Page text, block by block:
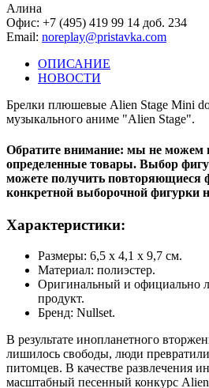
Алина
Офис: +7 (495) 419 99 14 доб. 234
Email: noreplay@pristavka.com
ОПИСАНИЕ
НОВОСТИ
Брелки плюшевые Alien Stage Mini
музыкального аниме "Alien Stage".
Обратите внимание: мы не можем
определенные товары. Выбор
можете получить повторяющиеся
конкретной выборочной фигурки
Характеристики:
Размеры: 6,5 х 4,1 х 9,7 см.
Материал: полиэстер.
Оригинальный и официально
продукт.
Бренд: Nullset.
В результате инопланетного
лишилось свободы, люди
питомцев. В качестве развлечения
масштабный песенный конкурс Alien